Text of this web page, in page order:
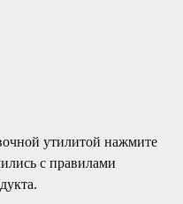
утилитой нажмите
с правилами